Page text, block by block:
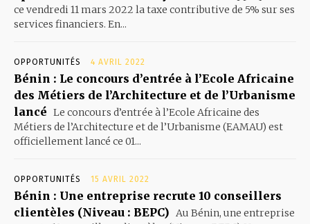
ce vendredi 11 mars 2022 la taxe contributive de 5% sur ses
services financiers. En...
OPPORTUNITÉS 4 AVRIL 2022
Bénin : Le concours d’entrée à l’Ecole Africaine
des Métiers de l’Architecture et de l’Urbanisme
lancé Le concours d’entrée à l’Ecole Africaine des
Métiers de l’Architecture et de l’Urbanisme (EAMAU) est
officiellement lancé ce 01...
OPPORTUNITÉS 15 AVRIL 2022
Bénin : Une entreprise recrute 10 conseillers
clientèles (Niveau : BEPC) Au Bénin, une entreprise